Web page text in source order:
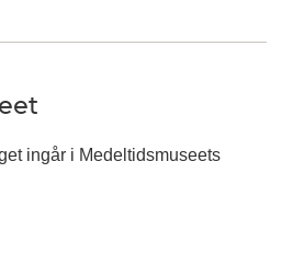
ingår i Medeltidsmuseets